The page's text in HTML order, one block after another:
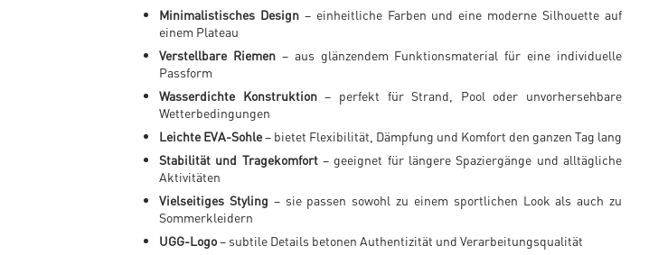
Minimalistisches Design– einheitliche Farben und eine moderne Silhouette auf
einem Plateau
Verstellbare Riemen– aus glänzendem Funktionsmaterial für eine individuelle
Passform
Wasserdichte Konstruktion– perfekt für Strand, Pool oder unvorhersehbare
Wetterbedingungen
Leichte EVA-Sohle– bietet Flexibilität, Dämpfung und Komfort den ganzen Tag lang
Stabilität und Tragekomfort– geeignet für längere Spaziergänge und alltägliche
Aktivitäten
Vielseitiges Styling – sie passen sowohl zu einem sportlichen Look als auch zu
Sommerkleidern
UGG-Logo– subtile Details betonen Authentizität und Verarbeitungsqualität